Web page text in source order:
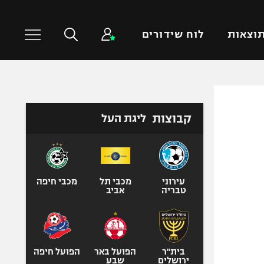
תוצאות לוח שידורים
טניס
כדורעף
ספורט אולימפי
קבוצות ליגת העל
עירוני
טבריה
מכבי תל
אביב
מכבי חיפה
בית"ר
ירושלים
הפועל באר
שבע
הפועל חיפה